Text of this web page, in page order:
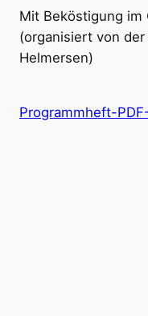
Mit Beköstigung
(organisiert von
Helmersen)
Programmheft-